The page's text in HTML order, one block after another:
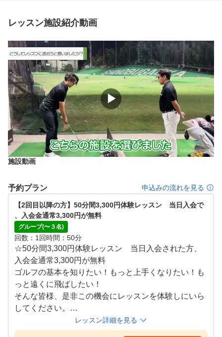
レッスン施設紹介動画
▶
施設動画
予約プラン 申込みの流れを見る
【2回目以降の方】50分間3,300円体験レッスン　当日入会で
、入会金通常3,300円が無料
グループ(〜３名)
回数 1回時間 50分
☆50分間3,300円体験レッスン　当日入会された方、
入会金通常3,300円が無料
ゴルフの基本を知りたい！もっと上手くなりたい！も
っと遠くに飛ばしたい！
そんな皆様、是非この機会にレッスンを体験しにいら
してください。
★レッスン開催日は、当施設ページ情報トップの記載
レッスン詳細を見る